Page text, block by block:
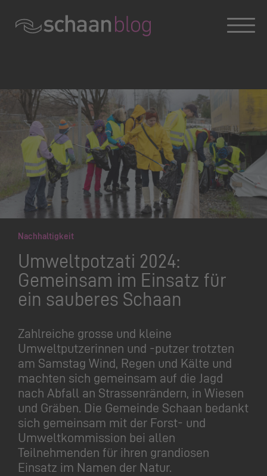
Nachhaltigkeit
Umweltpotzati 2024:
Gemeinsam im Einsatz für
ein sauberes Schaan
Zahlreiche grosse und kleine
Umweltputzerinnen und -putzer trotzten
am Samstag Wind, Regen und Kälte und
machten sich gemeinsam auf die Jagd
nach Abfall an Strassenrändern, in Wiesen
und Gräben. Die Gemeinde Schaan bedankt
sich gemeinsam mit der Forst- und
Umweltkommission bei allen
Teilnehmenden für ihren grandiosen
Einsatz im Namen der Natur.